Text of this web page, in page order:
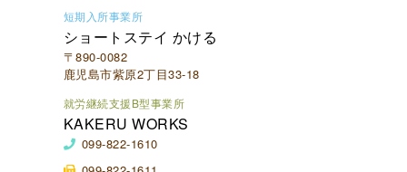
短期入所事業所
ショートステイ かける
〒890-0082
鹿児島市紫原2丁目33-18
就労継続支援B型事業所
KAKERU WORKS
099-822-1610